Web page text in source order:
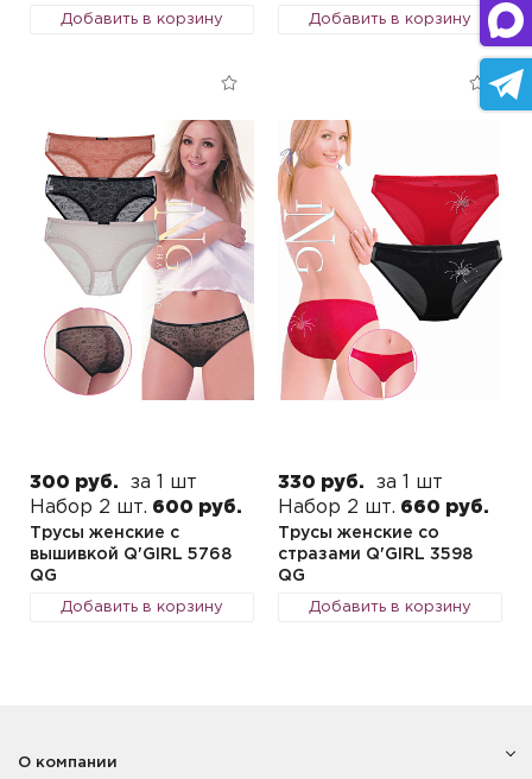
Добавить в корзину Добавить в корзину
300 руб.
за 1 шт
Набор 2 шт. 600 руб.
Трусы женские с
вышивкой Q'GIRL 5768
QG
Добавить в корзину
330 руб.
за 1 шт
Набор 2 шт. 660 руб.
Трусы женские со
стразами Q'GIRL 3598
QG
Добавить в корзину
О компании